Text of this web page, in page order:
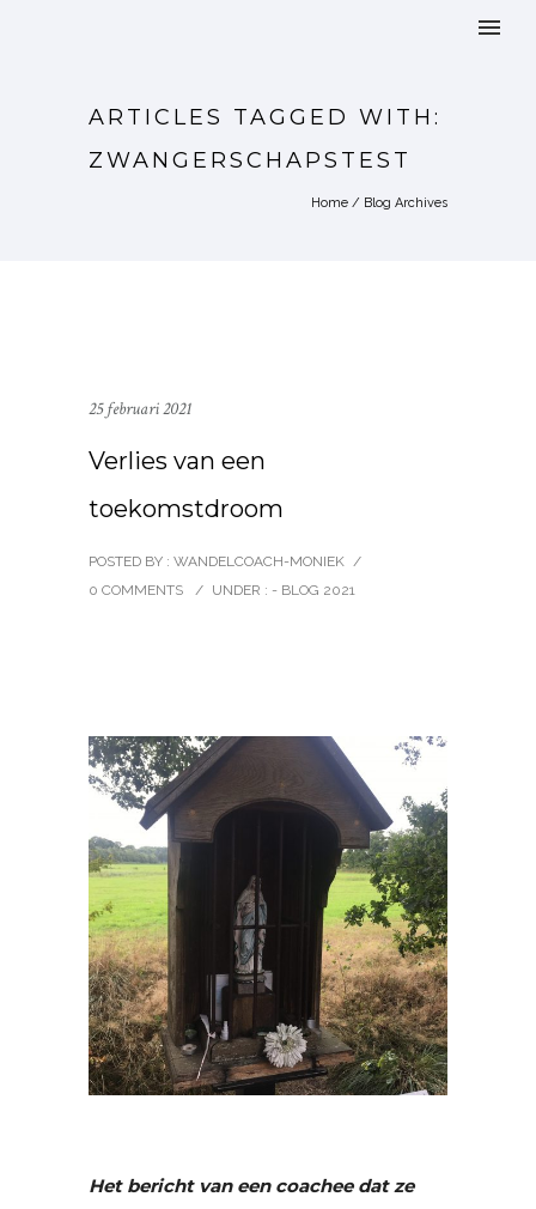
ARTICLES TAGGED WITH:
ZWANGERSCHAPSTEST
Home / Blog Archives
25 februari 2021
Verlies van een
toekomstdroom
POSTED BY : WANDELCOACH-MONIEK /
0 COMMENTS
/ UNDER : - BLOG 2021
Het bericht van een coachee dat ze